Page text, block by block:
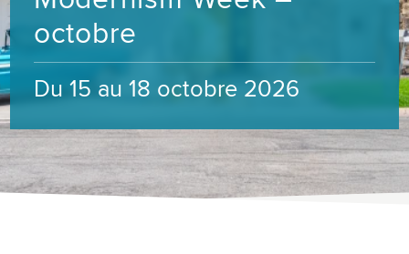
octobre
Du 15 au 18 octobre 2026